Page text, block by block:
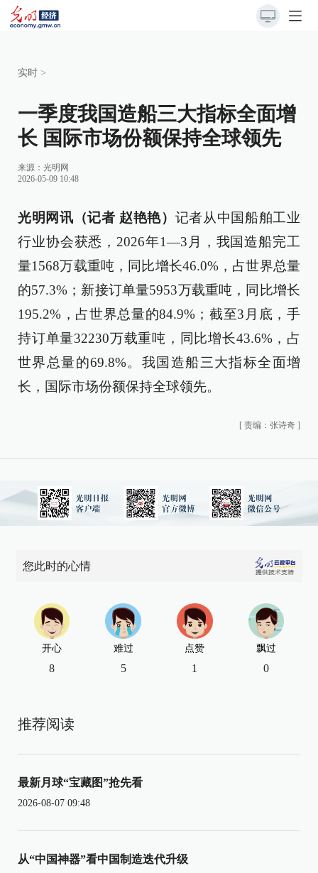
实时 >
一季度我国造船三大指标全面增
长 国际市场份额保持全球领先
来源： 光明网
2026-05-09 10:48
光明网讯（记者 赵艳艳） 记者从中国船舶工业
行业协会获悉，2026年1—3月，我国造船完工
量1568万载重吨，同比增长46.0%，占世界总量
的57.3%；新接订单量5953万载重吨，同比增长
195.2%，占世界总量的84.9%；截至3月底，手
持订单量32230万载重吨，同比增长43.6%，占
世界总量的69.8%。我国造船三大指标全面增
长，国际市场份额保持全球领先。
[ 责编：张诗奇 ]
您此时的心情
开心
8
难过
5
点赞
1
飘过
0
推荐阅读
最新月球“宝藏图”抢先看
2026-08-07 09:48
从“中国神器”看中国制造迭代升级